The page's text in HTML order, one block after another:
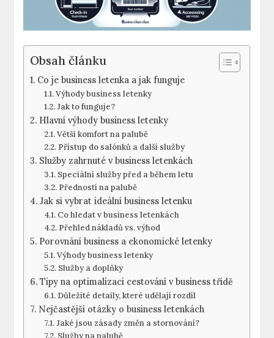
Obsah článku
Co je business letenka a jak funguje
Výhody business letenky
Jak to funguje?
Hlavní výhody business letenky
Větší komfort na palubě
Přístup do salónků a další služby
Služby zahrnuté v business letenkách
Speciální služby před a během letu
Předností na palubě
Jak si vybrat ideální business letenku
Co hledat v business letenkách
Přehled nákladů vs. výhod
Porovnání business a ekonomické letenky
Výhody business letenky
Služby a doplňky
Tipy na optimalizaci cestování v business třídě
Důležité detaily, které udělají rozdíl
Nejčastější otázky o business letenkách
Jaké jsou zásady změn a stornování?